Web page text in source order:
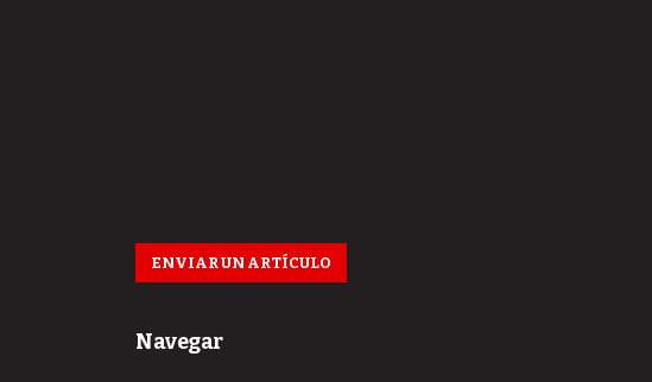
ENVIAR UN ARTÍCULO
Navegar